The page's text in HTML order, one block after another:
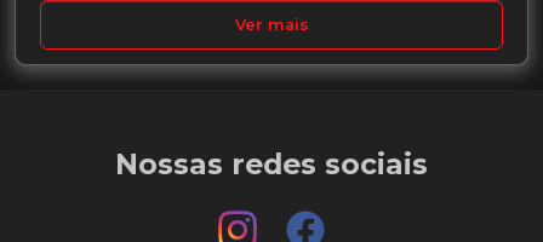
Ver mais
Nossas redes sociais